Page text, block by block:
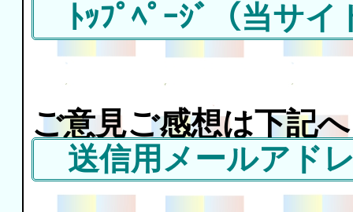
ﾄｯﾌﾟﾍﾟｰｼﾞ（当サ
ご意見ご感想は下記
送信用メールアド